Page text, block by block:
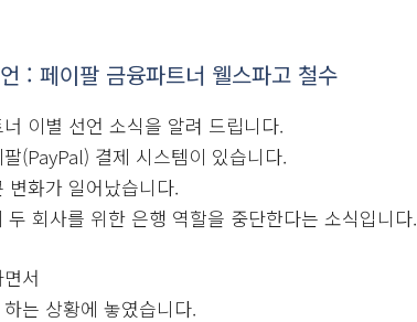
: 페이팔 금융파트너 웰스파고 철수
이별 선언 소식을 알려 드립니다.
(PayPal) 결제 시스템이 있습니다.
화가 일어났습니다.
회사를 위한 은행 역할을 중단한다는 소식입니다.
서
는 상황에 놓였습니다.